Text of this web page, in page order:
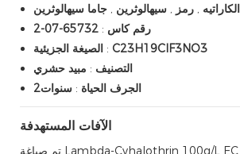
الكاراتيه ,رمز ,سيهالوثرين ,جاما سيهالوثرين
رقم كاس :
65732-07-2
: C23H19ClF3NO3
التصنيف : مبيد حشري
الجرف الحياة :سنوات2
الآفات المستهدفة
تم صياغة Lambda-Cyhalothrin 100g/L EC على وجه التحديد